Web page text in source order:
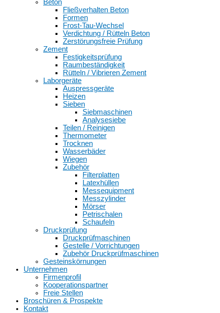
Beton
Fließverhalten Beton
Formen
Frost-Tau-Wechsel
Verdichtung / Rütteln Beton
Zerstörungsfreie Prüfung
Zement
Festigkeitsprüfung
Raumbeständigkeit
Rütteln / Vibrieren Zement
Laborgeräte
Auspressgeräte
Heizen
Sieben
Siebmaschinen
Analysesiebe
Teilen / Reinigen
Thermometer
Trocknen
Wasserbäder
Wiegen
Zubehör
Filterplatten
Latexhüllen
Messequipment
Messzylinder
Mörser
Petrischalen
Schaufeln
Druckprüfung
Druckprüfmaschinen
Gestelle / Vorrichtungen
Zubehör Druckprüfmaschinen
Gesteinskörnungen
Unternehmen
Firmenprofil
Kooperationspartner
Freie Stellen
Broschüren & Prospekte
Kontakt